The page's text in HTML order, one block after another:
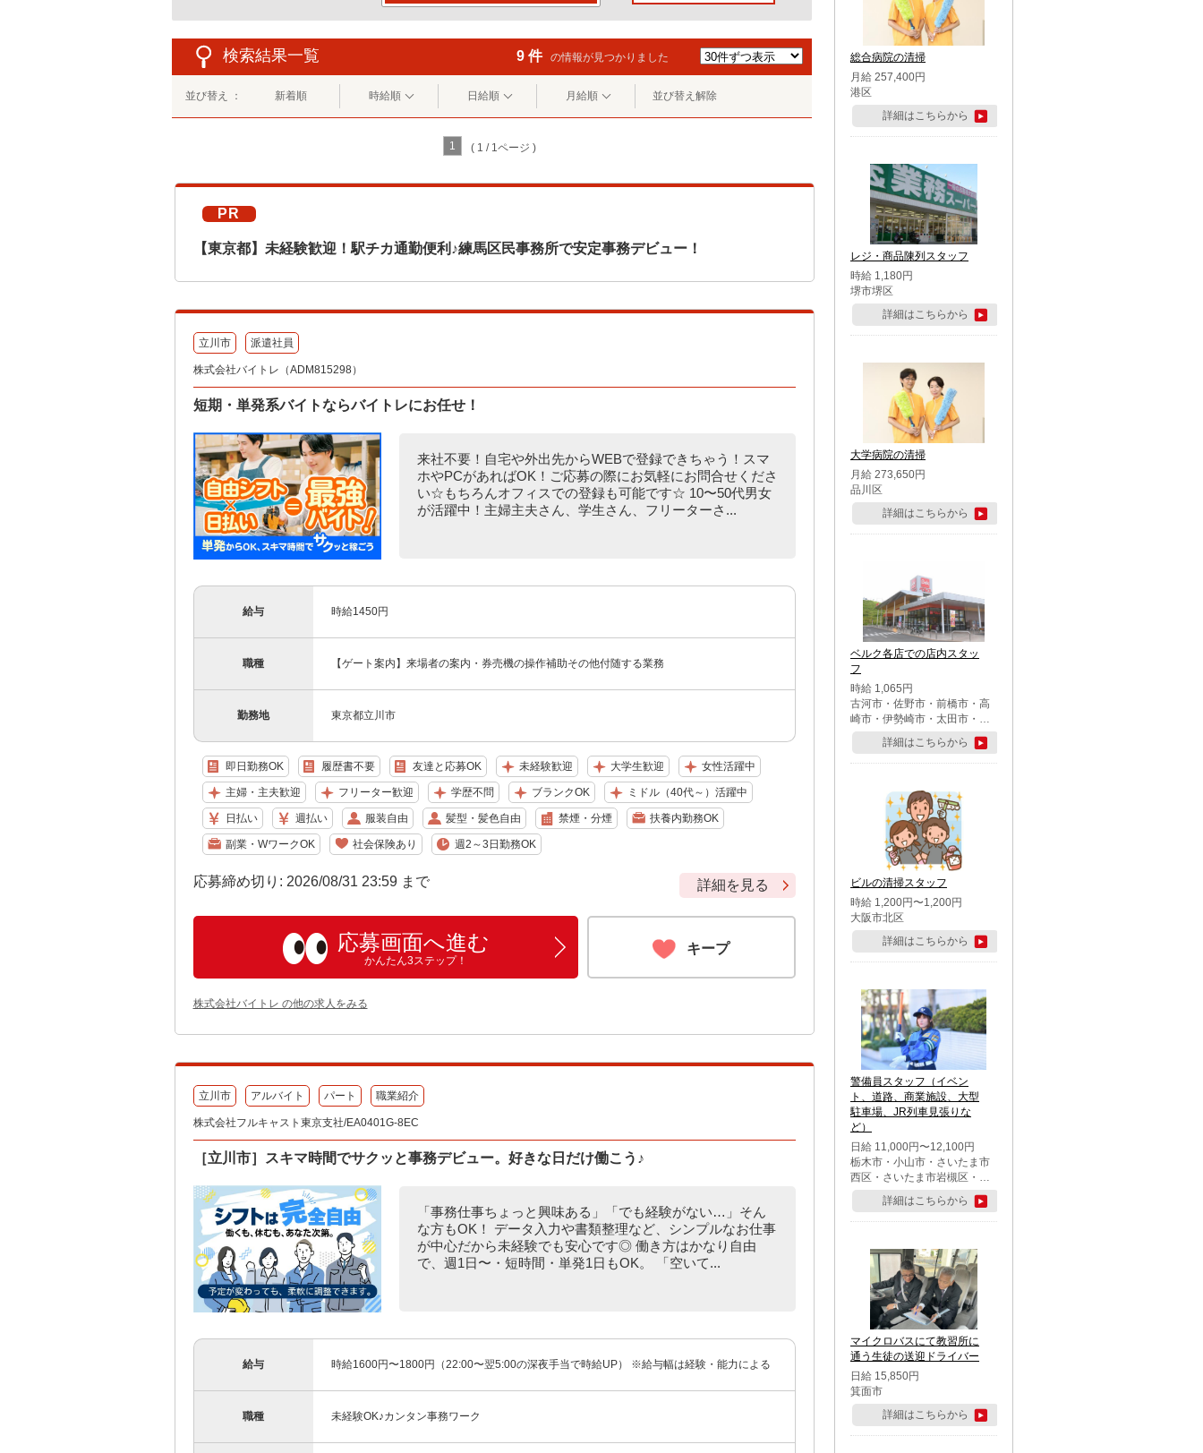
検索結果一覧 9 件 の情報が見つかりました
並び替え ： 新着順 時給順 日給順 月給順 並び替え解除
1 ( 1 / 1ページ )
PR
【東京都】未経験歓迎！駅チカ通勤便利♪練馬区民事務所で安定事務デビュー！
立川市 派遣社員
株式会社バイトレ（ADM815298）
短期・単発系バイトならバイトレにお任せ！
来社不要！自宅や外出先からWEBで登録できちゃう！スマ
ホやPCがあればOK！ご応募の際にお気軽にお問合せくださ
い☆もちろんオフィスでの登録も可能です☆ 10〜50代男女
が活躍中！主婦主夫さん、学生さん、フリーターさ...
給与 時給1450円
職種 【ゲート案内】来場者の案内・券売機の操作補助その他付随する業務
勤務地 東京都立川市
即日勤務OK 履歴書不要 友達と応募OK 未経験歓迎 大学生歓迎 女性活躍中
主婦・主夫歓迎 フリーター歓迎 学歴不問 ブランクOK ミドル（40代～）活躍中
日払い 週払い 服装自由 髪型・髪色自由 禁煙・分煙 扶養内勤務OK
副業・WワークOK 社会保険あり 週2～3日勤務OK
応募締め切り: 2026/08/31 23:59 まで 詳細を見る
応募画面へ進む
かんたん3ステップ！
キープ
株式会社バイトレ の他の求人をみる
立川市 アルバイト パート 職業紹介
株式会社フルキャスト東京支社/EA0401G-8EC
［立川市］スキマ時間でサクッと事務デビュー。好きな日だけ働こう♪
「事務仕事ちょっと興味ある」「でも経験がない…」そん
な方もOK！ データ入力や書類整理など、シンプルなお仕事
が中心だから未経験でも安心です◎ 働き方はかなり自由
で、週1日〜・短時間・単発1日もOK。 「空いて...
給与 時給1600円〜1800円（22:00〜翌5:00の深夜手当で時給UP） ※給与幅は経験・能力による
職種 未経験OK♪カンタン事務ワーク
総合病院の清掃
月給 257,400円
港区
詳細はこちらから
レジ・商品陳列スタッフ
時給 1,180円
堺市堺区
詳細はこちらから
大学病院の清掃
月給 273,650円
品川区
詳細はこちらから
ベルク各店での店内スタッ
フ
時給 1,065円
古河市・佐野市・前橋市・高
崎市・伊勢崎市・太田市・館
林市・藤岡市・大泉町・さい
たま市北区・川越市・熊谷
市・行田市・秩父市・所沢
市・鶴ケ島市・千葉市中央
区・市川市・松戸市・習志野
市・柏市・流山市・八千代
市・足立区・江戸川区・八王
子市・町田市
詳細はこちらから
ビルの清掃スタッフ
時給 1,200円〜1,200円
大阪市北区
詳細はこちらから
警備員スタッフ（イベン
ト、道路、商業施設、大型
駐車場、JR列車見張りな
ど）
日給 11,000円〜12,100円
栃木市・小山市・さいたま市
西区・さいたま市岩槻区・久
喜市・蓮田市
詳細はこちらから
マイクロバスにて教習所に
通う生徒の送迎ドライバー
日給 15,850円
箕面市
詳細はこちらから